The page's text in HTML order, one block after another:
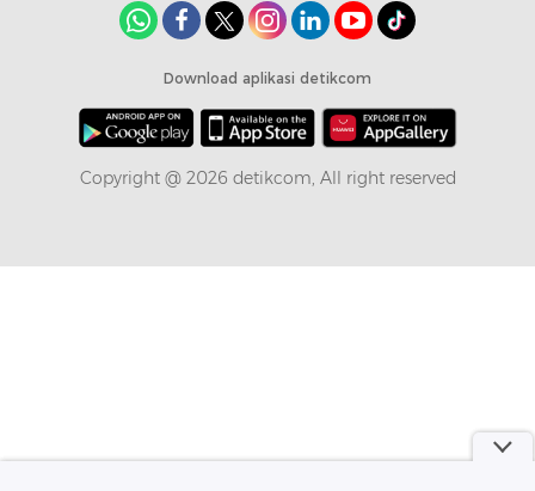
Download aplikasi detikcom
Copyright @ 2026 detikcom, All right reserved